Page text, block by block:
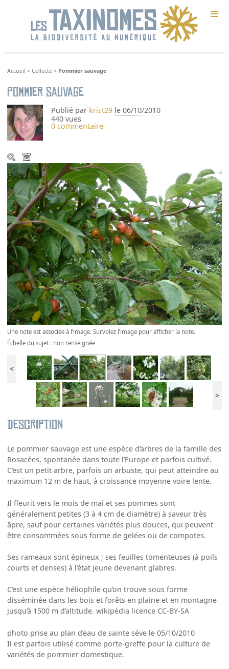
≡
Accueil >Collecte > Pommier sauvage
Pommier sauvage
Publié par krist29 le 06/10/2010
440 vues
0 commentaire
Une note est associée à l’image. Survolez l’image pour afficher la note.
Échelle du sujet : non renseignée
<
>
Description
Le pommier sauvage est une espèce d’arbres de la famille des
Rosacées, spontanée dans toute l’Europe et parfois cultivé.
C’est un petit arbre, parfois un arbuste, qui peut atteindre au
maximum 12 m de haut, à croissance moyenne voire lente.
Il fleurit vers le mois de mai et ses pommes sont
généralement petites (3 à 4 cm de diamètre) à saveur très
âpre, sauf pour certaines variétés plus douces, qui peuvent
être consommées sous forme de gelées ou de compotes.
Ses rameaux sont épineux ; ses feuilles tomenteuses (à poils
courts et denses) à l’état jeune devenant glabres.
C’est une espèce héliophile qu’on trouve sous forme
disséminée dans les bois et forêts en plaine et en montagne
jusqu’à 1500 m d’altitude. wikipédia licence CC-BY-SA
photo prise au plan d’eau de sainte séve le 05/10/2010
Il est parfois utilisé comme porte-greffe pour la culture de
variétés de pommier domestique.